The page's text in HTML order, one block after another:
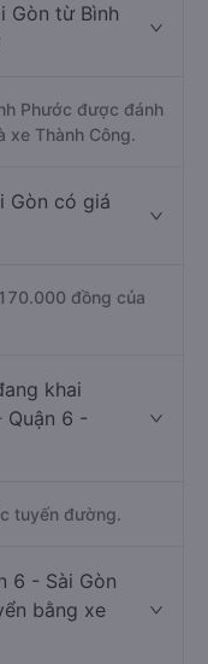
Gòn từ Bình
Phước được đánh
xe Thành Công.
Gòn có giá
đồng của
khai
Quận 6 -
tuyến đường.
6 - Sài Gòn
bằng xe